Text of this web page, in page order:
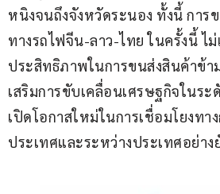
หนิงจนถึงจังหวัดระนอง ทั้งนี้ การ
ทางรถไฟจีน-ลาว-ไทย ในครั้งนี้ ไ
ประสิทธิภาพในการขนส่งสินค้าข้า
เสริมการขับเคลื่อนเศรษฐกิจในร
เปิดโอกาสใหม่ในการเชื่อมโยงทา
ประเทศและระหว่างประเทศอย่าง